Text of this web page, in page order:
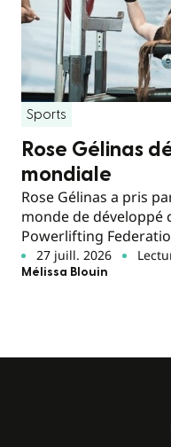
Sports
Rose Gélinas
mondiale
Rose Gélinas a pris
monde de développé
Powerlifting
27 juill. 2026
Mélissa Blouin